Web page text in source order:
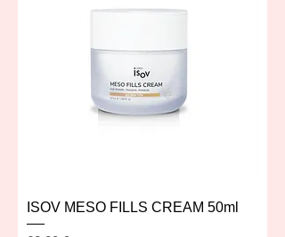
ISOV MESO FILLS CREAM 50ml